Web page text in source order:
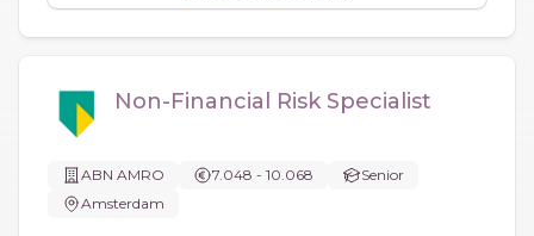
Non-Financial Risk Specialist
ABN AMRO 7.048 - 10.068
Senior
Amsterdam